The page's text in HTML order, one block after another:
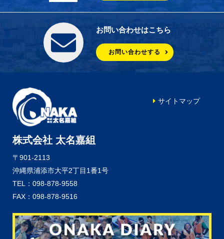
お問い合わせはこちら
お問い合わせする
株式会社 太名嘉組
〒901-2113
沖縄県浦添市大平2丁目1番1号
TEL：098-878-9558
FAX：098-878-9516
サイトマップ